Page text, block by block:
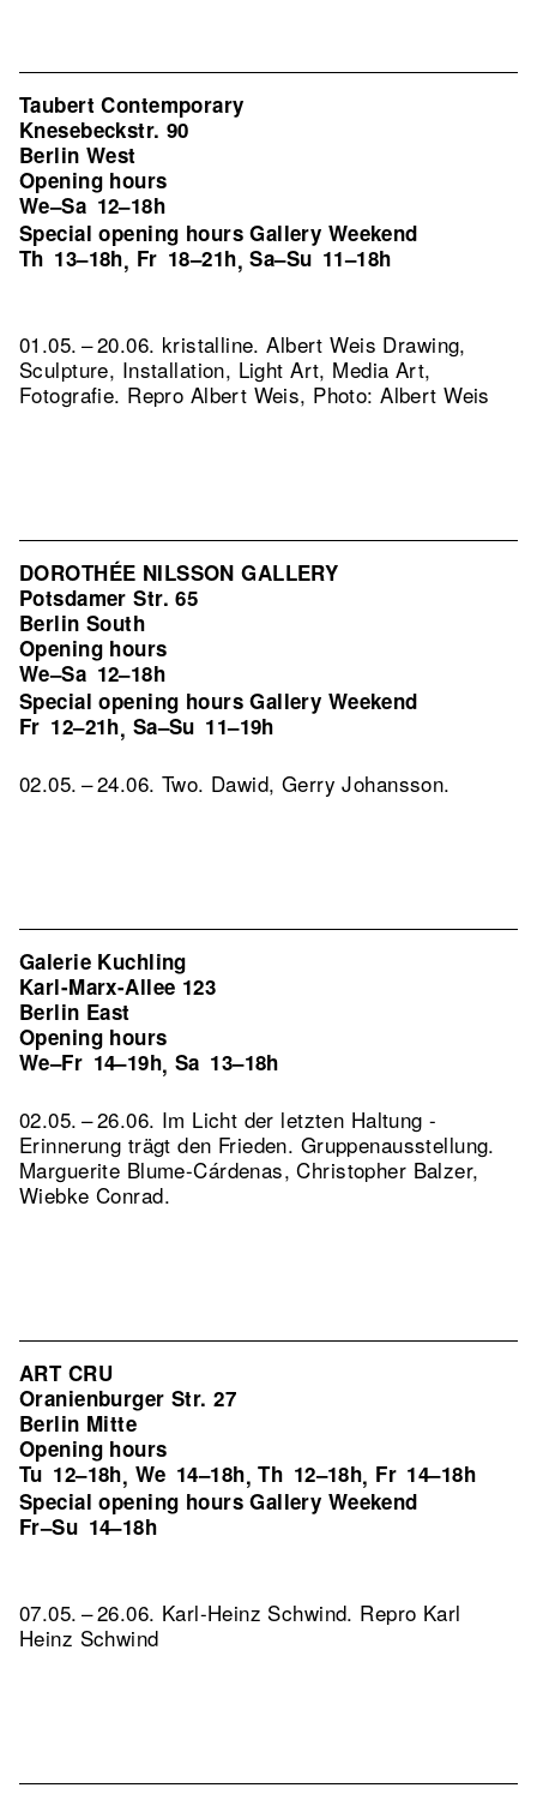
Taubert Contemporary
Knesebeckstr. 90
Berlin West
Opening hours
We–Sa 12–18h
Special opening hours Gallery Weekend
Th 13–18h, Fr 18–21h,Sa–Su 11–18h
01.05. – 20.06. kristalline. Albert Weis Drawing,
Sculpture, Installation, Light Art, Media Art,
Fotografie. Repro Albert Weis, Photo: Albert Weis
DOROTHÉE NILSSON GALLERY
Potsdamer Str. 65
Berlin South
Opening hours
We–Sa 12–18h
Special opening hours Gallery Weekend
Fr 12–21h, Sa–Su 11–19h
02.05. – 24.06. Two. Dawid, Gerry Johansson.
Galerie Kuchling
Karl-Marx-Allee 123
Berlin East
Opening hours
We–Fr 14–19h, Sa 13–18h
02.05. – 26.06. Im Licht der letzten Haltung -
Erinnerung trägt den Frieden. Gruppenausstellung.
Marguerite Blume-Cárdenas, Christopher Balzer,
Wiebke Conrad.
ART CRU
Oranienburger Str. 27
Berlin Mitte
Opening hours
Tu 12–18h, We 14–18h,Th 12–18h, Fr 14–18h
Special opening hours Gallery Weekend
Fr–Su 14–18h
07.05. – 26.06. Karl-Heinz Schwind. Repro Karl
Heinz Schwind